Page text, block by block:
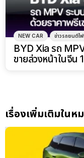
NEW CAR ข่าวรถยนต์ไ
BYD Xia รถ
ขายล่วงหน้าในจีน
เรื่องเพิ่มเติมในห